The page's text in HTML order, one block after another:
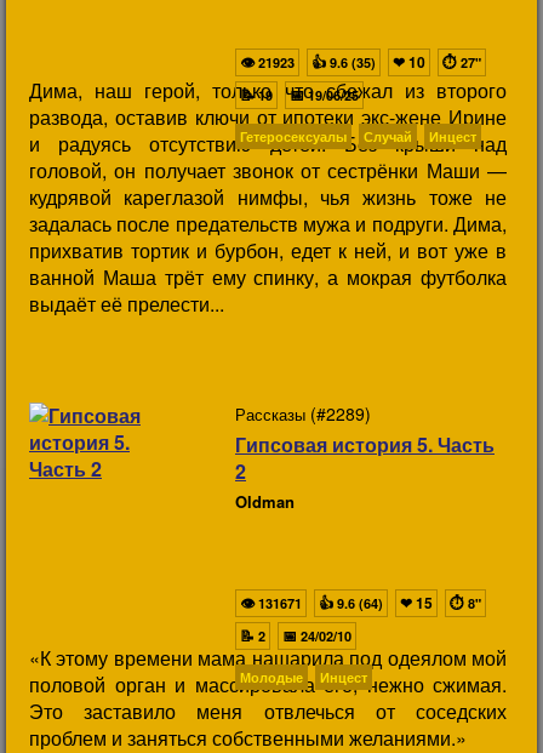
Дима, наш герой, только что сбежал из второго
развода, оставив ключи от ипотеки экс-жене Ирине
и радуясь отсутствию детей. Без крыши над
головой, он получает звонок от сестрёнки Маши —
кудрявой кареглазой нимфы, чья жизнь тоже не
задалась после предательств мужа и подруги. Дима,
прихватив тортик и бурбон, едет к ней, и вот уже в
ванной Маша трёт ему спинку, а мокрая футболка
выдаёт её прелести...
👁21923 👍 9.6 (35) ❤10 ⏱ 27"
📝19 📅19/06/25
Гетеросексуалы Случай Инцест
Рассказы (#2289)
Гипсовая история 5. Часть
2
Oldman
«К этому времени мама нашарила под одеялом мой
половой орган и массировала его, нежно сжимая.
Это заставило меня отвлечься от соседских
проблем и заняться собственными желаниями.»
👁131671 👍 9.6 (64) ❤15 ⏱ 8"
📝 2 📅 24/02/10
Молодые Инцест